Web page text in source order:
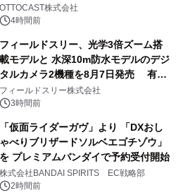
OTTOCAST株式会社
4時間前
フィールドスリー、光学3倍ズーム搭
載モデルと 水深10m防水モデルのデジ
タルカメラ2機種を8月7日発売 有効
約1300万画素、用途別に選べるコンデ
ジ新登場
フィールドスリー株式会社
3時間前
「仮面ライダーガヴ」より 「DXおし
ゃべりブリザードソルベエゴチゾウ」
を プレミアムバンダイで予約受付開始
株式会社BANDAI SPIRITS EC戦略部
2時間前